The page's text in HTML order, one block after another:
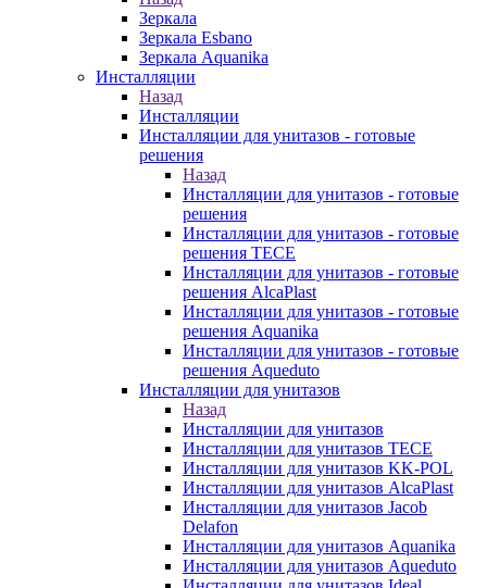
Зеркала
Зеркала Esbano
Зеркала Aquanika
Инсталляции
Назад
Инсталляции
Инсталляции для унитазов - готовые
решения
Назад
Инсталляции для унитазов - готовые
решения
Инсталляции для унитазов - готовые
решения TECE
Инсталляции для унитазов - готовые
решения AlcaPlast
Инсталляции для унитазов - готовые
решения Aquanika
Инсталляции для унитазов - готовые
решения Aqueduto
Инсталляции для унитазов
Назад
Инсталляции для унитазов
Инсталляции для унитазов TECE
Инсталляции для унитазов KK-POL
Инсталляции для унитазов AlcaPlast
Инсталляции для унитазов Jacob
Delafon
Инсталляции для унитазов Aquanika
Инсталляции для унитазов Aqueduto